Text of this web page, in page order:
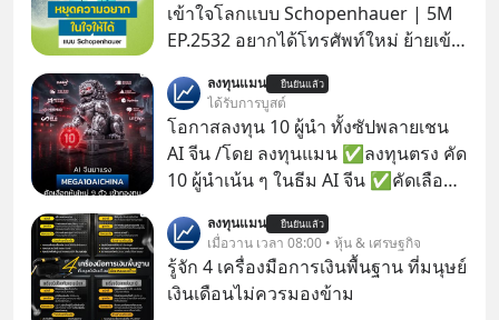
เข้าใจโลกแบบ Schopenhauer | 5M
EP.2532 อยากได้โทรศัพท์ใหม่ ย้ายเข้า
เคยสงสัยไหมว่าทำไมพอได้ของที่อยาก
ได้มาแล้วความสุขนั้นกลับอยู่กับเราได้
ไม่นาน? นี่คือกลไกพื้นฐานของมนุษย์ที่
Arthur Schopenhauer นักปรัชญา
ชาวเยอรมันเคยอธิบายไว้เมื่อ 200 กว่า
ปีก่อน แล้วเราจะหยุดวงจรความอยาก
ในใจเพื่อความสุขที่ยั่งยืนได้อย่างไร?
ติดตามได้ในพอดแคสต์ 5M EP. นี้
#goodtime #5minutespodcast
ลงทุนแมน ยืนยันแล้ว
ได้รับการบูสต์
โอกาสลงทุน 10 ผู้นำ ทั้งซัปพลายเชน
AI จีน /โดย ลงทุนแมน ✅ลงทุนตรง คัด
10 ผู้นำเน้น ๆ ในธีม AI จีน ✅คัดเลือก
เจ้าของผู้นำ AI จีน ตั้งแต่โรงงานผลิตชิป
หน่วยความจำ โมเดล AI ยันหุ่นยนต์
✅ได้การรับยกเว้นภาษี Capital Gain
ลงทุนแมน ยืนยันแล้ว
เมื่อวาน เวลา 08:00 • หุ้น & เศรษฐกิจ
รู้จัก 4 เครื่องมือการเงินพื้นฐาน ที่มนุษย์
เงินเดือนไม่ควรมองข้าม